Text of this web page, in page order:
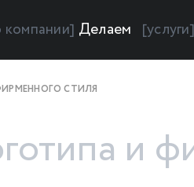
компании] Делаем [услуги]
СТИЛЯ
и